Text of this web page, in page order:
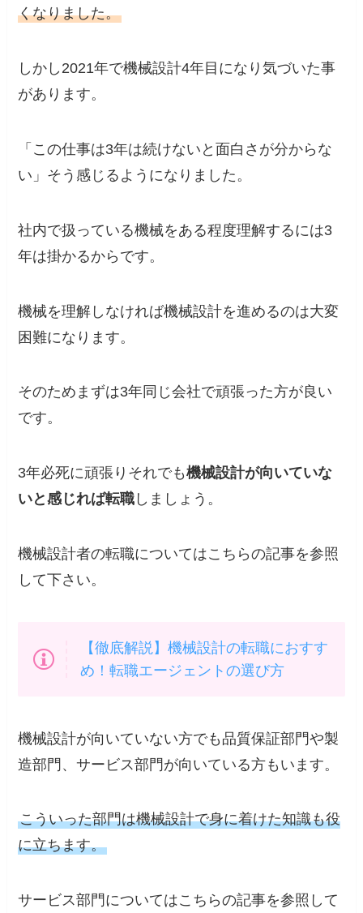
くなりました。
しかし2021年で機械設計4年目になり気づいた事
があります。
「この仕事は3年は続けないと面白さが分からな
い」 そう感じるようになりました。
社内で扱っている機械をある程度理解するには3
年は掛かるからです。
機械を理解しなければ機械設計を進めるのは大変
困難になります。
そのため まずは3年同じ会社で頑張った方が良い
です。
3年必死に頑張りそれでも機械設計が向いていな
いと感じれば転職 しましょう。
機械設計者の転職についてはこちらの記事を参照
して下さい。
【徹底解説】機械設計の転職におすす
め！転職エージェントの選び方
機械設計が向いていない方でも品質保証部門や製
造部門、サービス部門が向いている方もいます。
こういった部門は機械設計で身に着けた知識も役
に立ちます。
サービス部門についてはこちらの記事を参照して